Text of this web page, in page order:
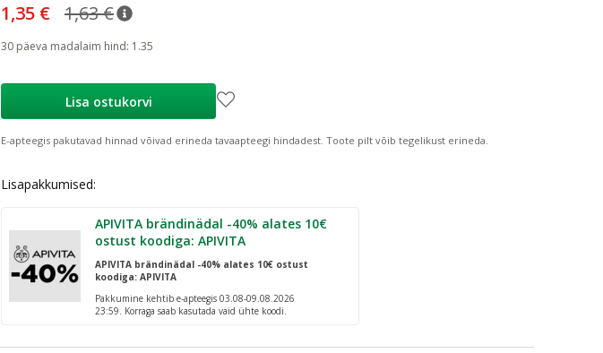
1,63 €nõuanne
Tavaline hind
1,35 €
30 päeva madalaim hind: 1.35
Lisa ostukorvi
E-apteegis pakutavad hinnad võivad erineda tavaapteegi hindadest. Toote pilt võib tegelikust erineda.
Lisapakkumised:
APIVITA brändinädal -40% alates 10€
ostust koodiga: APIVITA
APIVITA brändinädal -40% alates 10€ ostust
koodiga: APIVITA
Pakkumine kehtib e-apteegis 03.08-09.08.2026
23:59. Korraga saab kasutada vaid ühte koodi.